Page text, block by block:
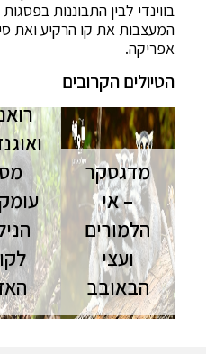
בווינדי לבין התבוננות
המעצבות את קו הרקיע ואת
אפריקה.
הטיולים הקרובים
מדגסקר
– אי
הלמורים
ועצי
הבאובב
טיול